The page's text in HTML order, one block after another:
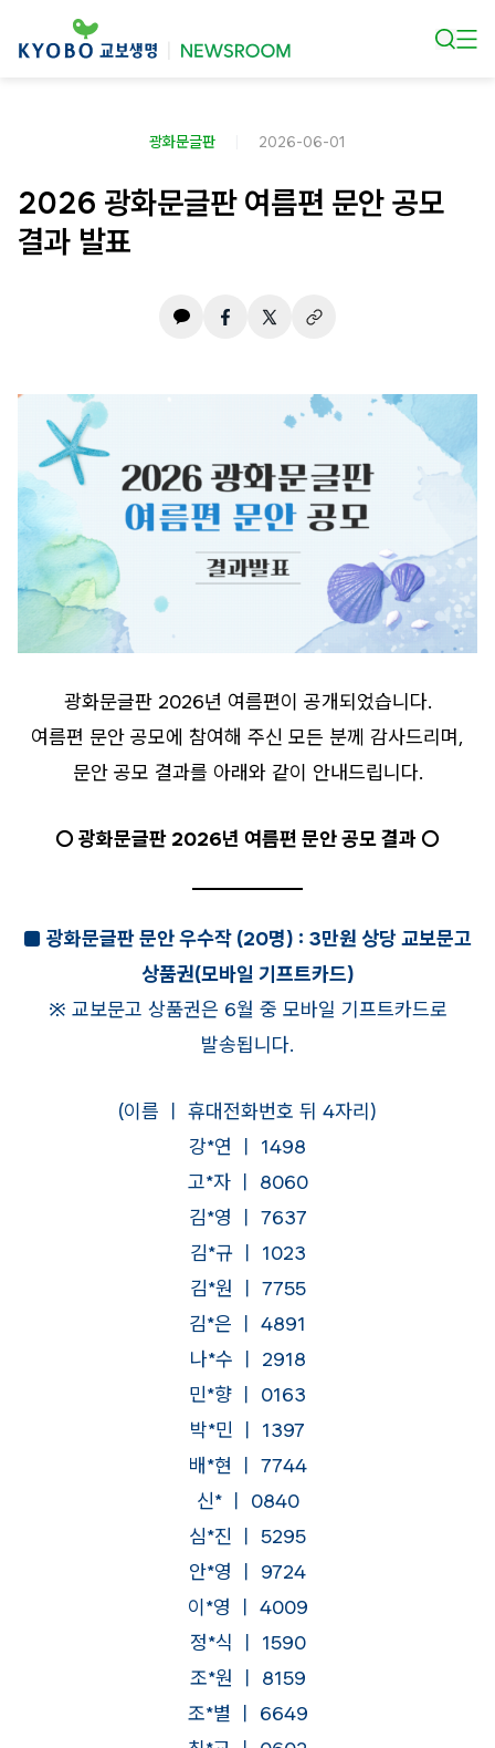
광화문글판 2026-06-01
2026 광화문글판 여름편 문안 공모
결과 발표
광화문글판 2026년 여름편이 공개되었습니다.
여름편 문안 공모에 참여해 주신 모든 분께 감사드리며,
문안 공모 결과를 아래와 같이 안내드립니다.
○ 광화문글판 2026년 여름편 문안 공모 결과 ○
■ 광화문글판 문안 우수작 (20명) : 3만원 상당 교보문고
상품권(모바일 기프트카드)
※ 교보문고 상품권은 6월 중 모바일 기프트카드로
발송됩니다.
(이름 ㅣ 휴대전화번호 뒤 4자리)
강*연 ㅣ 1498
고*자 ㅣ 8060
김*영 ㅣ 7637
김*규 ㅣ 1023
김*원 ㅣ 7755
김*은 ㅣ 4891
나*수 ㅣ 2918
민*향 ㅣ 0163
박*민 ㅣ 1397
배*현 ㅣ 7744
신* ㅣ 0840
심*진 ㅣ 5295
안*영 ㅣ 9724
이*영 ㅣ 4009
정*식 ㅣ 1590
조*원 ㅣ 8159
조*별 ㅣ 6649